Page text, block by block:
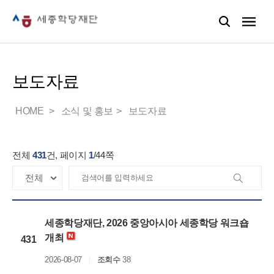
보도자료
HOME 소식 및 홍보 보도자료
전체 431건, 페이지 1/44쪽
431
세종학당재단, 2026 중앙아시아 세종학당 워크숍
개최
2026-08-07 조회수38